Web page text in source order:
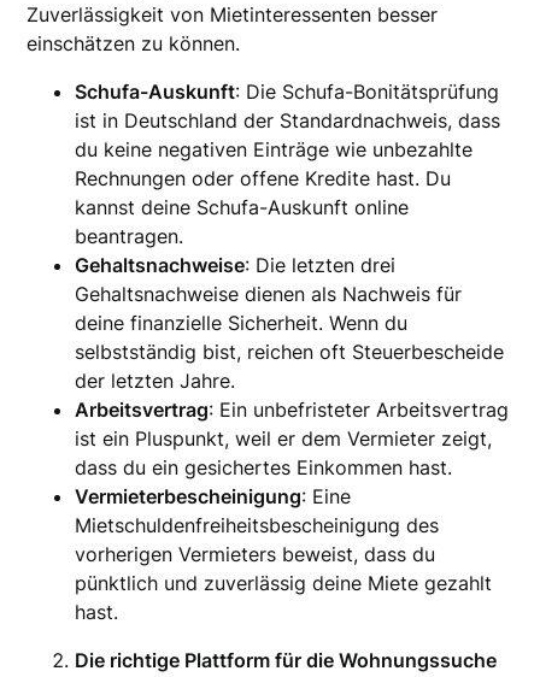
Zuverlässigkeit von Mietinteressenten besser
einschätzen zu können.
Schufa-Auskunft: Die Schufa-Bonitätsprüfung
ist in Deutschland der Standardnachweis, dass
du keine negativen Einträge wie unbezahlte
Rechnungen oder offene Kredite hast. Du
kannst deine Schufa-Auskunft online
beantragen.
Gehaltsnachweise: Die letzten drei
Gehaltsnachweise dienen als Nachweis für
deine finanzielle Sicherheit. Wenn du
selbstständig bist, reichen oft Steuerbescheide
der letzten Jahre.
Arbeitsvertrag: Ein unbefristeter Arbeitsvertrag
ist ein Pluspunkt, weil er dem Vermieter zeigt,
dass du ein gesichertes Einkommen hast.
Vermieterbescheinigung: Eine
Mietschuldenfreiheitsbescheinigung des
vorherigen Vermieters beweist, dass du
pünktlich und zuverlässig deine Miete gezahlt
hast.
Die richtige Plattform für die Wohnungssuche